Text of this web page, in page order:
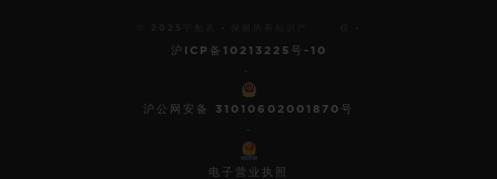
沪ICP备10213225号-10
沪公网安备 31010602001870号
电子营业执照